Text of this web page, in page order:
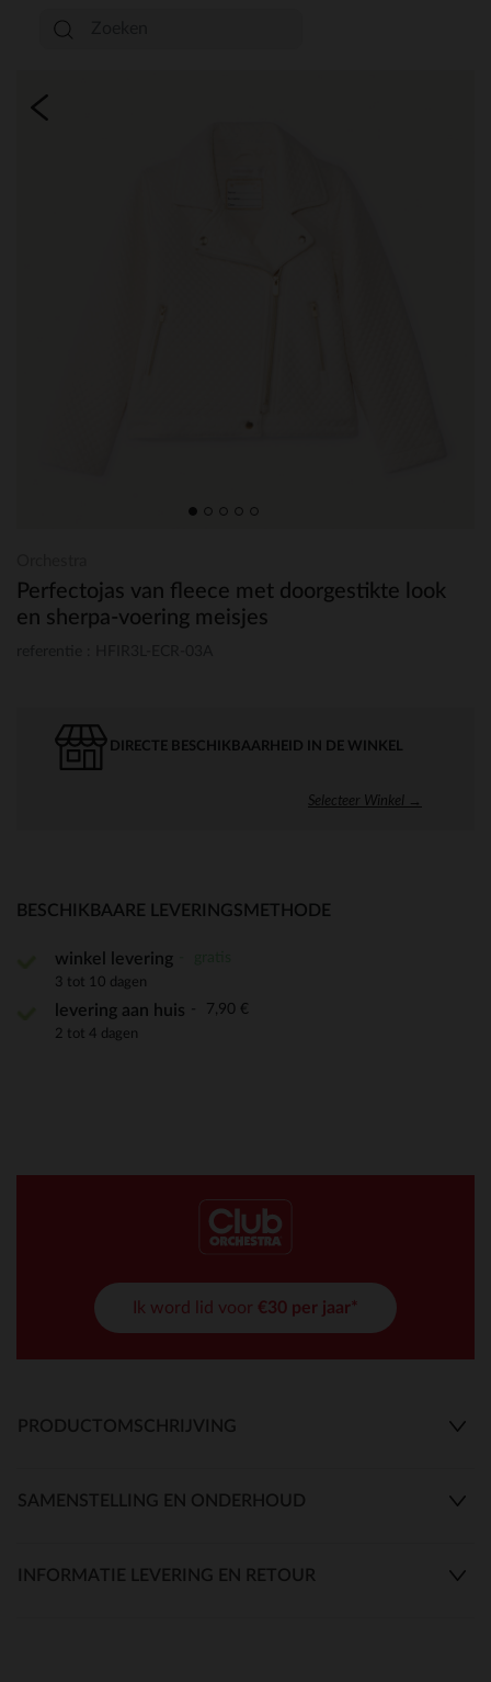
Perfectojas van fleece met doorgestikte look
en sherpa-voering meisjes
DIRECTE BESCHIKBAARHEID IN DE WINKEL
Selecteer Winkel →
BESCHIKBAARE LEVERINGSMETHODE
winkel levering
3 tot 10 dagen
levering aan huis 7,90 €
2 tot 4 dagen
Ik word lid voor €30 per jaar*
PRODUCTOMSCHRIJVING
SAMENSTELLING EN ONDERHOUD
INFORMATIE LEVERING EN RETOUR